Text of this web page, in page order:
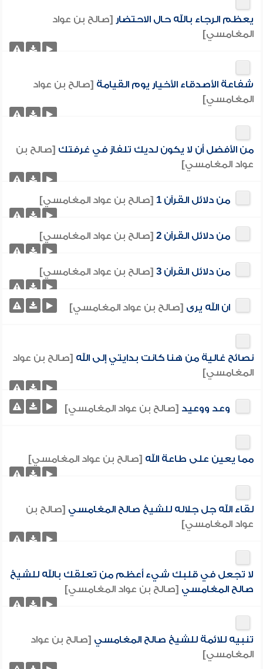
يعظم الرجاء بالله حال الاحتضار [صالح بن عواد
المغامسي]
شفاعة الأصدقاء الأخيار يوم القيامة [صالح بن عواد
المغامسي]
من الأفضل أن لا يكون لديك تلفاز في غرفتك [صالح بن
عواد المغامسي]
من دلائل القرآن 1 [صالح بن عواد المغامسي]
من دلائل القرآن 2 [صالح بن عواد المغامسي]
من دلائل القرآن 3 [صالح بن عواد المغامسي]
ان الله يرى [صالح بن عواد المغامسي]
نصائح غالية من هنا كانت بدايتي إلى الله [صالح بن عواد
المغامسي]
وعد ووعيد [صالح بن عواد المغامسي]
مما يعين على طاعة الله [صالح بن عواد المغامسي]
لقاء الله جل جلاله للشيخ صالح المغامسي [صالح بن
عواد المغامسي]
لا تجعل في قلبك شيء أعظم من تعلقك بالله للشيخ
صالح المغامسي [صالح بن عواد المغامسي]
تنبيه للائمة للشيخ صالح المغامسي [صالح بن عواد
المغامسي]